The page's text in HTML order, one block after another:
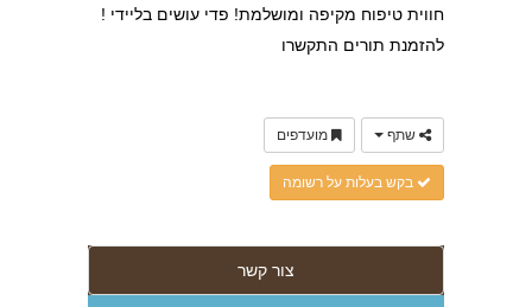
חווית טיפוח מקיפה ומושלמת! פדי עושים בליידי !
להזמנת תורים התקשרו
שתף מועדפים
בקש בעלות על רשומה
צור קשר